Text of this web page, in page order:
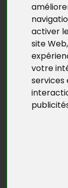
activer
site Web,
votre
services